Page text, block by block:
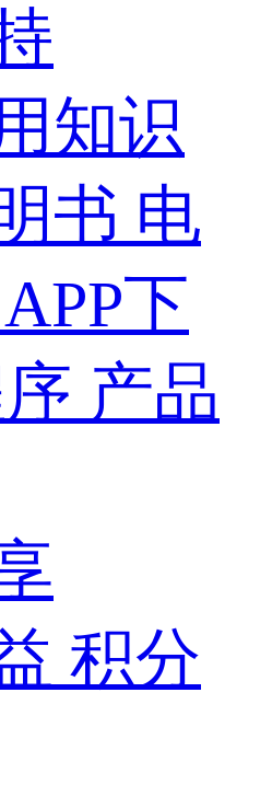
知识
书 电
APP下
产品
积分